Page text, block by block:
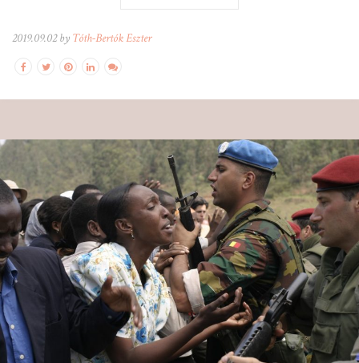
2019.09.02 by Tóth-Bertók Eszter